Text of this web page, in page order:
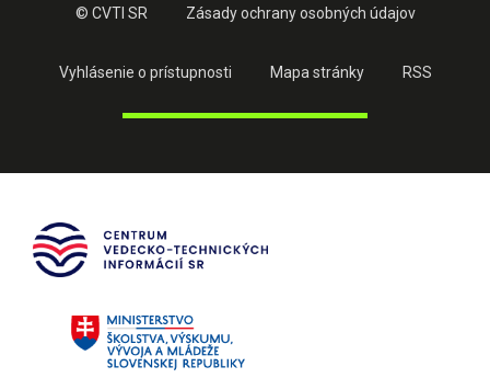
© CVTI SR Zásady ochrany osobných údajov
Vyhlásenie o prístupnosti Mapa stránky RSS